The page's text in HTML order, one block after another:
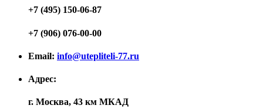
+7 (495) 150-06-87
+7 (906) 076-00-00
Email: info@utepliteli-77.ru
Адрес:
г. Москва, 43 км МКАД